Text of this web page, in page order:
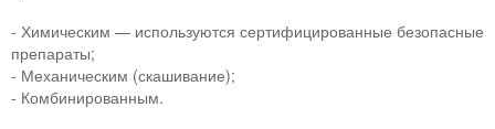
- Химическим — используются сертифицированные безопасные
препараты;
- Механическим (скашивание);
- Комбинированным.